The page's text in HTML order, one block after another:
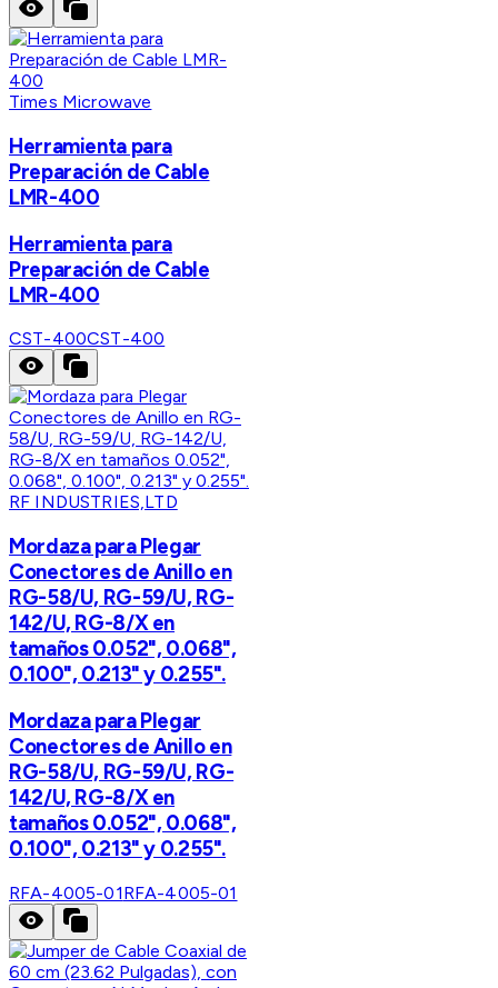
Times Microwave
Herramienta para
Preparación de Cable
LMR-400
Herramienta para
Preparación de Cable
LMR-400
CST-400CST-400
RF INDUSTRIES,LTD
Mordaza para Plegar
Conectores de Anillo en
RG-58/U, RG-59/U, RG-
142/U, RG-8/X en
tamaños 0.052", 0.068",
0.100", 0.213" y 0.255".
Mordaza para Plegar
Conectores de Anillo en
RG-58/U, RG-59/U, RG-
142/U, RG-8/X en
tamaños 0.052", 0.068",
0.100", 0.213" y 0.255".
RFA-4005-01RFA-4005-01